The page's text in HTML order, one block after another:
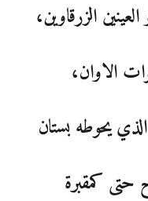
الزرقاوين،
الاوان،
يحوطه بستان
حتى كمقبرة